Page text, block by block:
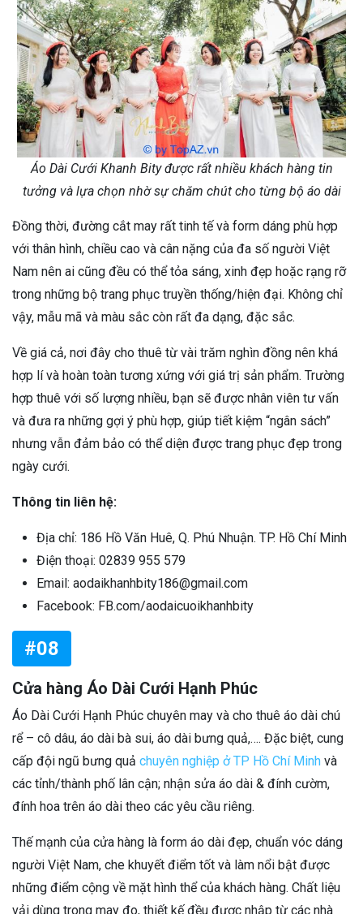
Áo Dài Cưới Khanh Bity được rất nhiều khách hàng tin
tưởng và lựa chọn nhờ sự chăm chút cho từng bộ áo dài
Đồng thời, đường cắt may rất tinh tế và form dáng phù hợp
với thân hình, chiều cao và cân nặng của đa số người Việt
Nam nên ai cũng đều có thể tỏa sáng, xinh đẹp hoặc rạng rỡ
trong những bộ trang phục truyền thống/hiện đại. Không chỉ
vậy, mẫu mã và màu sắc còn rất đa dạng, đặc sắc.
Về giá cả, nơi đây cho thuê từ vài trăm nghìn đồng nên khá
hợp lí và hoàn toàn tương xứng với giá trị sản phẩm. Trường
hợp thuê với số lượng nhiều, bạn sẽ được nhân viên tư vấn
và đưa ra những gợi ý phù hợp, giúp tiết kiệm “ngân sách”
nhưng vẫn đảm bảo có thể diện được trang phục đẹp trong
ngày cưới.
Thông tin liên hệ:
Địa chỉ: 186 Hồ Văn Huê, Q. Phú Nhuận. TP. Hồ Chí Minh
Điện thoại: 02839 955 579
Email: aodaikhanhbity186@gmail.com
Facebook: FB.com/aodaicuoikhanhbity
#08
Cửa hàng Áo Dài Cưới Hạnh Phúc
Áo Dài Cưới Hạnh Phúc chuyên may và cho thuê áo dài chú
rể – cô dâu, áo dài bà sui, áo dài bưng quả,…. Đặc biệt, cung
cấp đội ngũ bưng quả chuyên nghiệp ở TP Hồ Chí Minh và
các tỉnh/thành phố lân cận; nhận sửa áo dài & đính cườm,
đính hoa trên áo dài theo các yêu cầu riêng.
Thế mạnh của cửa hàng là form áo dài đẹp, chuẩn vóc dáng
người Việt Nam, che khuyết điểm tốt và làm nổi bật được
những điểm cộng về mặt hình thể của khách hàng. Chất liệu
vải dùng trong may đo, thiết kế đều được nhập từ các nhà